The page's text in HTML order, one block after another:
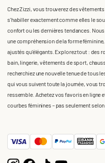
Chez Zizzi, vous trouverez des
s'habiller exactement comme elles le
confort ou les dernières tendances.
une compréhension de la forme
ajustés qu'élégants. Explorez tout : des
bain, lingerie, vêtements de sport,
recherchiez une nouvelle tenue de tous
qui vous suivent toute la journée, vous
ressemble. Achetez vos favoris en ligne
courbes féminines – pas seulement